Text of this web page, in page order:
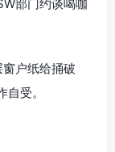
部门约谈喝咖
户纸给捅破
受。